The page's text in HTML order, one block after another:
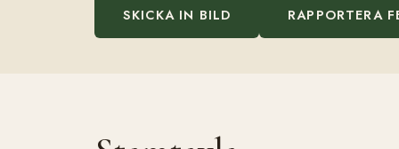
SKICKA IN BILD RAPPORTERA